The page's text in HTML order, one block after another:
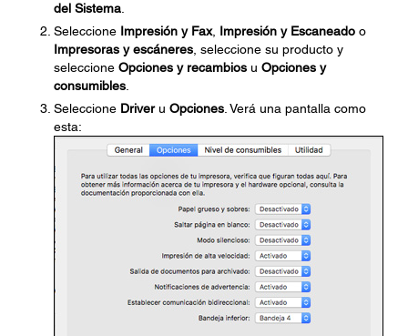
del Sistema
Seleccione Impresión y Fax, Impresión y Escaneado o
Impresoras y escáneres , seleccione su producto y
seleccione Opciones y recambios u Opciones y
consumibles
Seleccione Driveru Opciones . Verá una pantalla como
esta: